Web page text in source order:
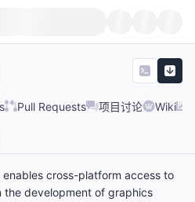
Pull Requests 项目讨论 Wiki
cross-platform access to
the development of graphics